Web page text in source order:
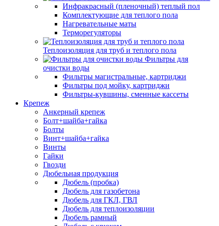
Инфракрасный (пленочный) теплый пол
Комплектующие для теплого пола
Нагревательные маты
Терморегуляторы
Теплоизоляция для труб и теплого пола
Фильтры для
очистки воды
Фильтры магистральные, картриджи
Фильтры под мойку, картриджи
Фильтры-кувшины, сменные кассеты
Крепеж
Анкерный крепеж
Болт+шайба+гайка
Болты
Винт+шайба+гайка
Винты
Гайки
Гвозди
Дюбельная продукция
Дюбель (пробка)
Дюбель для газобетона
Дюбель для ГКЛ, ГВЛ
Дюбель для теплоизоляции
Дюбель рамный